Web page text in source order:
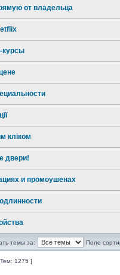
от владельца
курсы
кліком
двери!
и промоушенах
темы за: Поле
1275 ]